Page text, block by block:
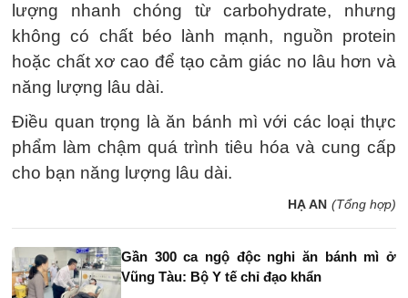
lượng nhanh chóng từ carbohydrate, nhưng
không có chất béo lành mạnh, nguồn protein
hoặc chất xơ cao để tạo cảm giác no lâu hơn và
năng lượng lâu dài.
Điều quan trọng là ăn bánh mì với các loại thực
phẩm làm chậm quá trình tiêu hóa và cung cấp
cho bạn năng lượng lâu dài.
HẠ AN (Tổng hợp)
Gần 300 ca ngộ độc nghi ăn bánh mì ở
Vũng Tàu: Bộ Y tế chỉ đạo khẩn